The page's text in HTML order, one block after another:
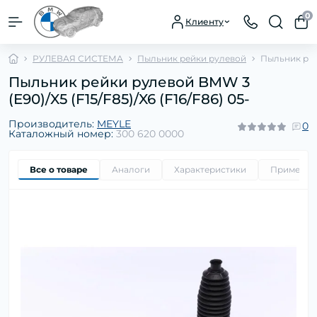
Клиенту
0
РУЛЕВАЯ СИСТЕМА Пыльник рейки рулевой Пыльник
Пыльник рейки рулевой BMW 3
(E90)/X5 (F15/F85)/X6 (F16/F86) 05-
Производитель: MEYLE
Каталожный номер: 300 620 0000
0
Все о товаре Аналоги Характеристики